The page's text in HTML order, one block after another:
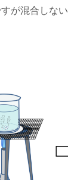
が混合しな